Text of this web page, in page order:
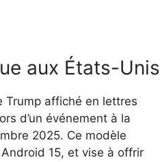
aux États-Unis
Trump affiché en lettres
d’un événement à la
2025. Ce modèle
15, et vise à offrir